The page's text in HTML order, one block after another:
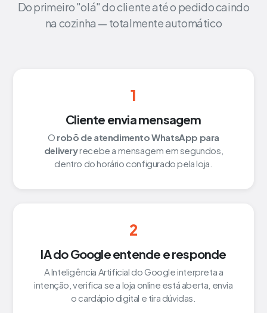
Do primeiro "olá" do cliente até o pedido caindo
na cozinha — totalmente automático
1
Cliente envia mensagem
O robô de atendimento WhatsApp para
deliveryrecebe a mensagem em segundos,
dentro do horário configurado pela loja.
2
IA do Google entende e responde
A Inteligência Artificial do Google interpreta a
intenção, verifica se a loja online está aberta, envia
o cardápio digital e tira dúvidas.